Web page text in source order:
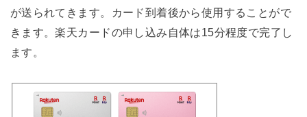
が送られてきます。カード到着後から使用することがで
きます。楽天カードの申し込み自体は15分程度で完了し
ます。